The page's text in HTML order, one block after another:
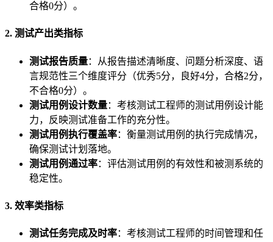
合格0分）。
2. 测试产出类指标
测试报告质量：从报告描述清晰度、问题分析深度、语
言规范性三个维度评分（优秀5分，良好4分，合格2分，
不合格0分）。
测试用例设计数量：考核测试工程师的测试用例设计能
力，反映测试准备工作的充分性。
测试用例执行覆盖率：衡量测试用例的执行完成情况，
确保测试计划落地。
测试用例通过率：评估测试用例的有效性和被测系统的
稳定性。
3. 效率类指标
测试任务完成及时率：考核测试工程师的时间管理和任